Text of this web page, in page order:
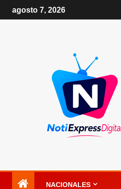
agosto 7, 2026
NACIONALES